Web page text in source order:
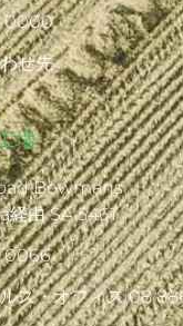
0000
せ先
場
Bowmans
経由 SA 5461
0066
ズ・オフィス 08